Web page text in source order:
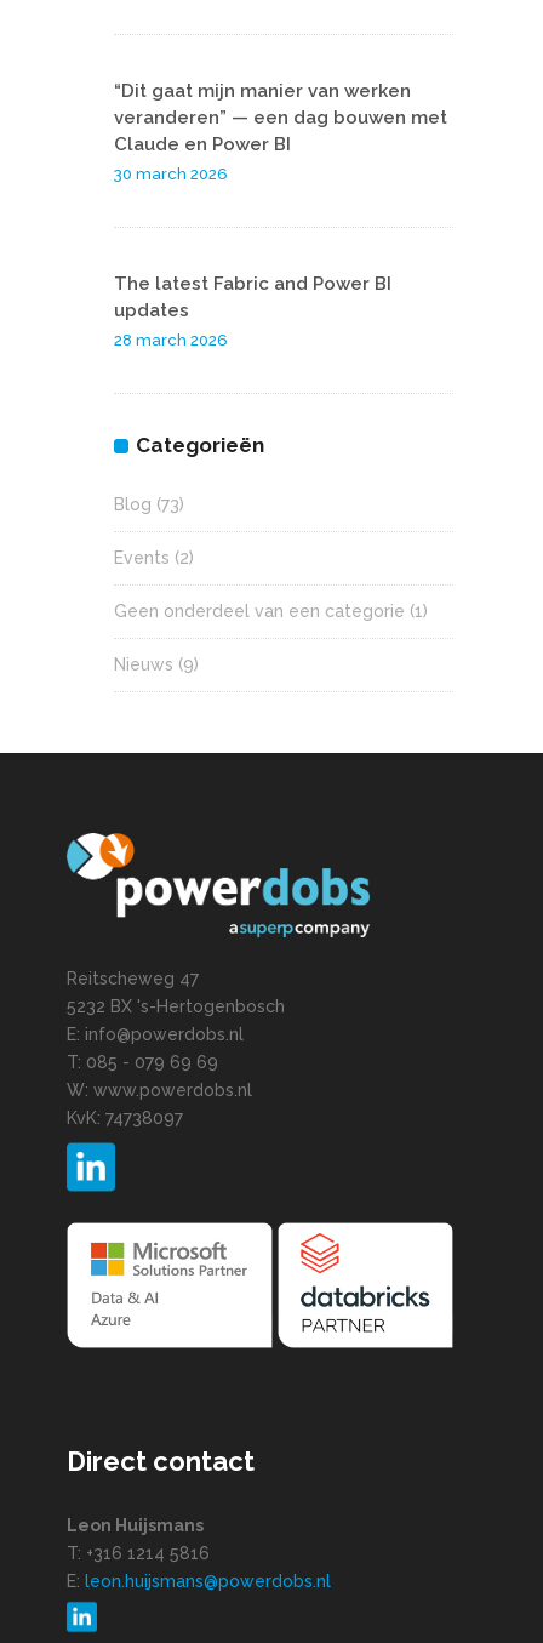
“Dit gaat mijn manier van werken
veranderen” — een dag bouwen met
Claude en Power BI
30 march 2026
The latest Fabric and Power BI
updates
28 march 2026
Categorieën
Blog (73)
Events (2)
Geen onderdeel van een categorie (1)
Nieuws (9)
Reitscheweg 47
5232 BX 's-Hertogenbosch
E: info@powerdobs.nl
T: 085 - 079 69 69
W: www.powerdobs.nl
KvK: 74738097
Direct contact
Leon Huijsmans
T: +316 1214 5816
E: leon.huijsmans@powerdobs.nl